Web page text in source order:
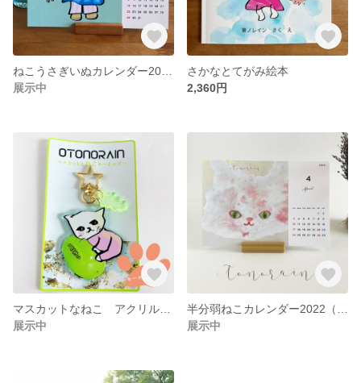
展示中
さかなとてがみ絵本
2,360円
展示中
展示中